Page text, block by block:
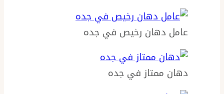
عامل دهان رخيص في جده
دهان ممتاز في جده